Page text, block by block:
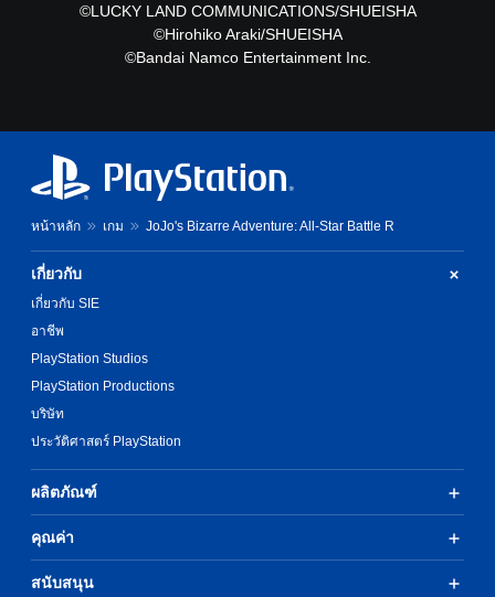
©LUCKY LAND COMMUNICATIONS/SHUEISHA
©Hirohiko Araki/SHUEISHA
©Bandai Namco Entertainment Inc.
หน้าหลัก เกม JoJo's Bizarre Adventure: All-Star Battle R
เกี่ยวกับ
เกี่ยวกับ SIE
อาชีพ
PlayStation Studios
PlayStation Productions
บริษัท
ประวัติศาสตร์ PlayStation
ผลิตภัณฑ์
คุณค่า
สนับสนุน